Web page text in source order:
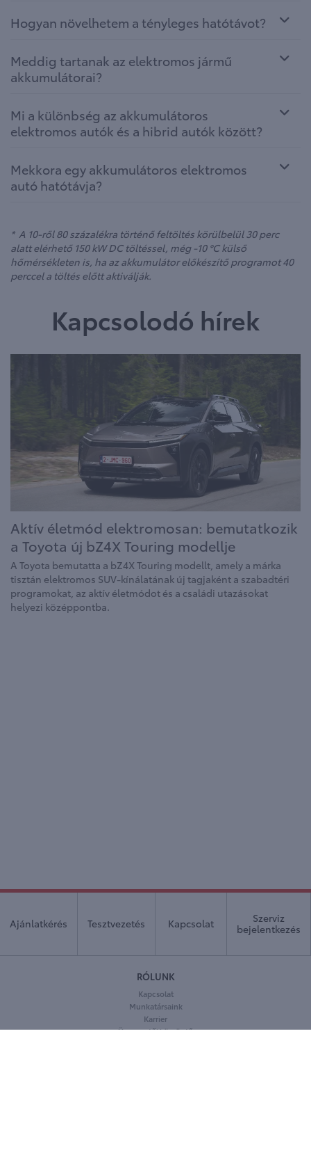
Hogyan növelhetem a tényleges hatótávot?
Meddig tartanak az elektromos jármű
akkumulátorai?
Mi a különbség az akkumulátoros
elektromos autók és a hibrid autók között?
Mekkora egy akkumulátoros elektromos
autó hatótávja?
* A 10-ről 80 százalékra történő feltöltés körülbelül 30 perc
alatt elérhető 150 kW DC töltéssel, még -10 °C külső
hőmérsékleten is, ha az akkumulátor előkészítő programot 40
perccel a töltés előtt aktiválják.
Kapcsolodó hírek
Aktív életmód elektromosan: bemutatkozik
a Toyota új bZ4X Touring modellje
A Toyota bemutatta a bZ4X Touring modellt, amely a márka
tisztán elektromos SUV-kínálatának új tagjaként a szabadtéri
programokat, az aktív életmódot és a családi utazásokat
helyezi középpontba.
Ajánlatkérés Tesztvezetés Kapcsolat
Szerviz
bejelentkezés
RÓLUNK
Kapcsolat
Munkatársaink
Karrier
Ügyvezetői köszöntő